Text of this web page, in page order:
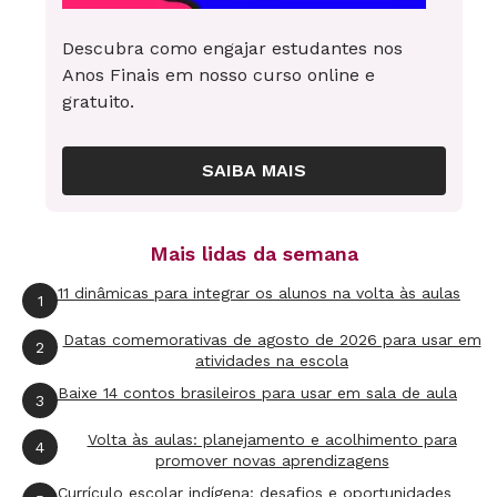
Descubra como engajar estudantes nos
Anos Finais em nosso curso online e
gratuito.
SAIBA MAIS
Mais lidas da semana
1 11 dinâmicas para integrar os alunos na volta às aulas
2
Datas comemorativas de agosto de 2026 para usar em
atividades na escola
3 Baixe 14 contos brasileiros para usar em sala de aula
4
Volta às aulas: planejamento e acolhimento para
promover novas aprendizagens
Currículo escolar indígena: desafios e oportunidades